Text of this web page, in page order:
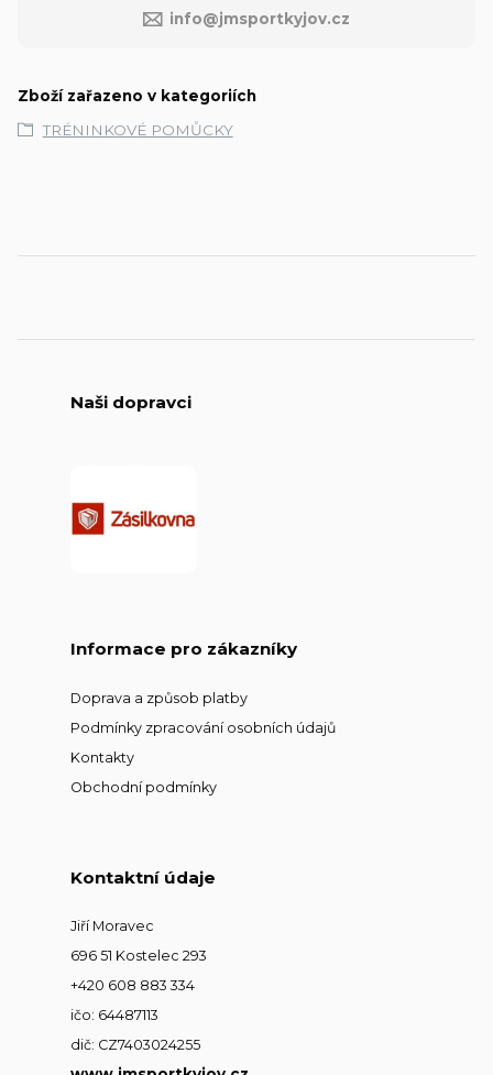
info@jmsportkyjov.cz
Zboží zařazeno v kategoriích
TRÉNINKOVÉ POMŮCKY
Naši dopravci
Informace pro zákazníky
Doprava a způsob platby
Podmínky zpracování osobních údajů
Kontakty
Obchodní podmínky
Kontaktní údaje
Jiří Moravec
696 51 Kostelec 293
+420 608 883 334
ičo: 64487113
dič: CZ7403024255